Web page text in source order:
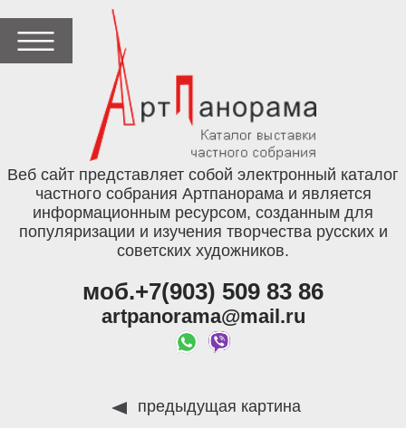
Веб сайт представляет собой электронный каталог
частного собрания Артпанорама и является
информационным ресурсом, созданным для
популяризации и изучения творчества русских и
советских художников.
моб.+7(903) 509 83 86
artpanorama@mail.ru
предыдущая картина